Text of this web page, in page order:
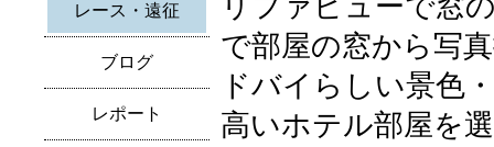
レース・遠征
ブログ
レポート
リファビューで窓
で部屋の窓から写
ドバイらしい景色
高いホテル部屋を